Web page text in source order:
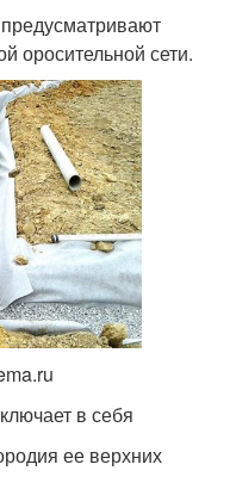
оросительной сети.
в себя
ее верхних